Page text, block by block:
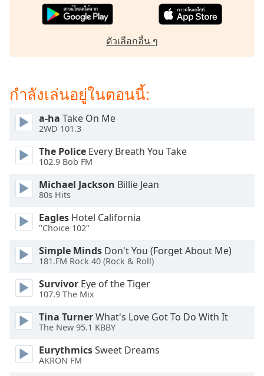
selected
Fullscreen
modal
window.
Beginning
dialog
window.
cancel
and
close
window.
Text
Color
ตัวเลือกอื่น ๆ
กำลังเล่นอยู่ในตอนนี้:
a-ha Take On Me
2WD 101.3
The Police Every Breath You Take
102.9 Bob FM
Michael Jackson Billie Jean
80s Hits
Eagles Hotel California
"Choice 102"
Simple Minds Don't You (Forget About Me)
181.FM Rock 40 (Rock & Roll)
Survivor Eye of the Tiger
107.9 The Mix
Tina TurnerWhat's Love Got To Do With It
The New 95.1 KBBY
EurythmicsSweet Dreams
AKRON FM